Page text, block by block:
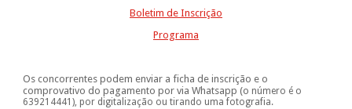
Boletim de Inscrição
Programa
Os concorrentes podem enviar a ficha de inscrição e o
comprovativo do pagamento por via Whatsapp (o número é o
639214441), por digitalização ou tirando uma fotografia.